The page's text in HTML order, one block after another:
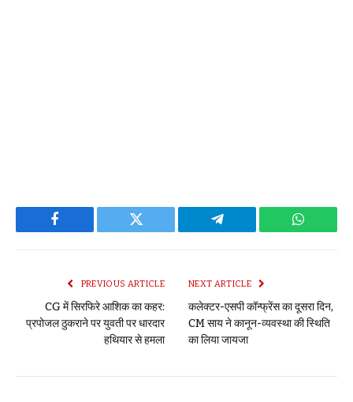
Facebook Twitter Telegram
PREVIOUS ARTICLE
CG में सिरफिरे आशिक का कहर:
प्रपोजल ठुकराने पर युवती पर धारदार
हथियार से हमला
NEXT ARTICLE
कलेक्टर-एसपी कॉन्फ्रेंस का दूसरा दिन,
CM साय ने कानून-व्यवस्था की स्थिति
का लिया जायजा